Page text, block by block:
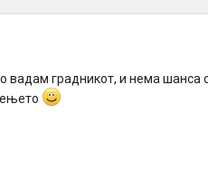
вадам градникот, и нема шанса